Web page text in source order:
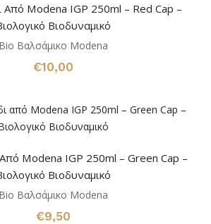
Από Modena IGP 250ml – Red Cap –
Βιοδυναμικό
Bio Βαλσάμικο Modena
€10,00
Modena IGP 250ml – Green Cap –
Βιοδυναμικό
Bio Βαλσάμικο Modena
€9,50